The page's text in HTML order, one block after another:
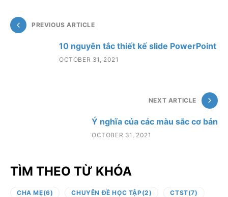
PREVIOUS ARTICLE
10 nguyên tắc thiết kế slide PowerPoint
OCTOBER 31, 2021
NEXT ARTICLE
Ý nghĩa của các màu sắc cơ bản
OCTOBER 31, 2021
TÌM THEO TỪ KHÓA
CHA MẸ(6) CHUYÊN ĐỀ HỌC TẬP(2) CTST(7)